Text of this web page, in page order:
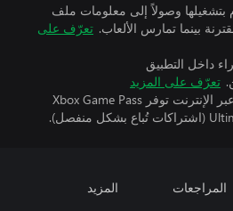
بتشغيلها وصولاً إلى معلومات ملف
تعرّف على
داخل التطبيق
تعرّف على المزيد
تتطلب اللعبة متعددة اللاعبين عبر الإنترنت توفر Xbox Game Pass
المراجعات المزيد